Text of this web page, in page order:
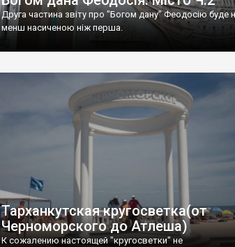
Друга частина звіту про "Богом дану" Феодосію буде
менш насиченою ніж перша.
Тарханкутская кругосветка(от
Черноморского до Атлеша)
К сожалению настоящей "кругосветки" не